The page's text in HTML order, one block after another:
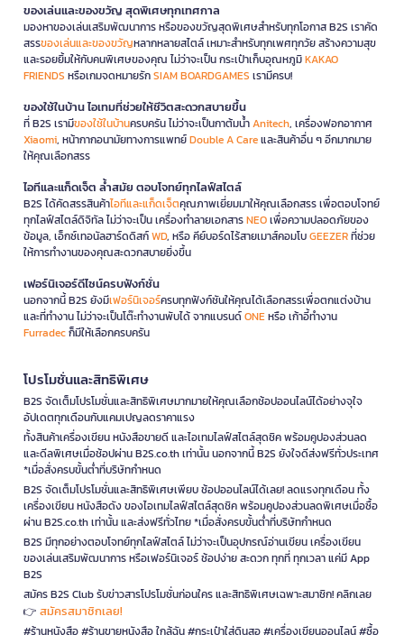
ของเล่นและของขวัญ สุดพิเศษทุกเทศกาล
มองหาของเล่นเสริมพัฒนาการ หรือของขวัญสุดพิเศษสำหรับทุกโอกาส B2S เราคัด
สรรของเล่นและของขวัญหลากหลายสไตล์ เหมาะสำหรับทุกเพศทุกวัย สร้างความสุข
และรอยยิ้มให้กับคนพิเศษของคุณ ไม่ว่าจะเป็น กระเป๋าเก็บอุณหภูมิKAKAO
FRIENDS หรือเกมจดหมายรักSIAM BOARDGAMES เรามีครบ!
ของใช้ในบ้าน ไอเทมที่ช่วยให้ชีวิตสะดวกสบายขึ้น
ที่ B2S เรามีของใช้ในบ้านครบครัน ไม่ว่าจะเป็นกาต้มน้ำAnitech, เครื่องฟอกอากาศ
Xiaomi, หน้ากากอนามัยทางการแพทย์Double A Careและสินค้าอื่น ๆ อีกมากมาย
ให้คุณเลือกสรร
ไอทีและแก็ดเจ็ต ล้ำสมัย ตอบโจทย์ทุกไลฟ์สไตล์
B2S ได้คัดสรรสินค้าไอทีและแก็ดเจ็ตคุณภาพเยี่ยมมาให้คุณเลือกสรร เพื่อตอบโจทย์
ทุกไลฟ์สไตล์ดิจิทัล ไม่ว่าจะเป็น เครื่องทำลายเอกสารNEOเพื่อความปลอดภัยของ
ข้อมูล, เอ็กซ์เทอนัลฮาร์ดดิสก์WD, หรือ คีย์บอร์ดไร้สายเมาส์คอมโบGEEZERที่ช่วย
ให้การทำงานของคุณสะดวกสบายยิ่งขึ้น
เฟอร์นิเจอร์ดีไซน์ครบฟังก์ชั่น
นอกจากนี้ B2S ยังมีเฟอร์นิเจอร์ครบทุกฟังก์ชันให้คุณได้เลือกสรรเพื่อตกแต่งบ้าน
และที่ทำงาน ไม่ว่าจะเป็นโต๊ะทำงานพับได้ จากแบรนด์ONEหรือ เก้าอี้ทำงาน
Furradecก็มีให้เลือกครบครัน
โปรโมชั่นและสิทธิพิเศษ
B2S จัดเต็มโปรโมชั่นและสิทธิพิเศษมากมายให้คุณเลือกช้อปออนไลน์ได้อย่างจุใจ
อัปเดตทุกเดือนกับแคมเปญลดราคาแรง
ทั้งสินค้าเครื่องเขียน หนังสือขายดี และไอเทมไลฟ์สไตล์สุดชิค พร้อมคูปองส่วนลด
และดีลพิเศษเมื่อช้อปผ่าน B2S.co.th เท่านั้น นอกจากนี้ B2S ยังใจดีส่งฟรีทั่วประเทศ
*เมื่อสั่งครบขั้นต่ำที่บริษัทกำหนด
B2S จัดเต็มโปรโมชั่นและสิทธิพิเศษเพียบ ช้อปออนไลน์ได้เลย! ลดแรงทุกเดือน ทั้ง
เครื่องเขียน หนังสือดัง ของไอเทมไลฟ์สไตล์สุดชิค พร้อมคูปองส่วนลดพิเศษเมื่อซื้อ
ผ่าน B2S.co.th เท่านั้น และส่งฟรีทั่วไทย *เมื่อสั่งครบขั้นต่ำที่บริษัทกำหนด
B2S มีทุกอย่างตอบโจทย์ทุกไลฟ์สไตล์ ไม่ว่าจะเป็นอุปกรณ์อ่านเขียน เครื่องเขียน
ของเล่นเสริมพัฒนาการ หรือเฟอร์นิเจอร์ ช้อปง่าย สะดวก ทุกที่ ทุกเวลา แค่มี App
B2S
สมัคร B2S Club รับข่าวสารโปรโมชั่นก่อนใคร และสิทธิพิเศษเฉพาะสมาชิก! คลิกเลย
👉 สมัครสมาชิกเลย!
#ร้านหนังสือ #ร้านขายหนังสือ ใกล้ฉัน #กระเป๋าใส่ดินสอ #เครื่องเขียนออนไลน์ #ซื้อ